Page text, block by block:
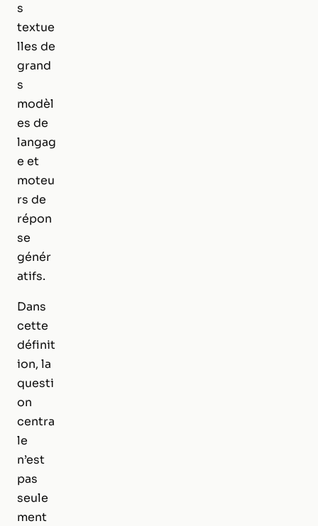
s
textue
lles de
grand
s
modèl
es de
langag
e et
moteu
rs de
répon
se
génér
atifs.
Dans
cette
définit
ion, la
questi
on
centra
le
n’est
pas
seule
ment